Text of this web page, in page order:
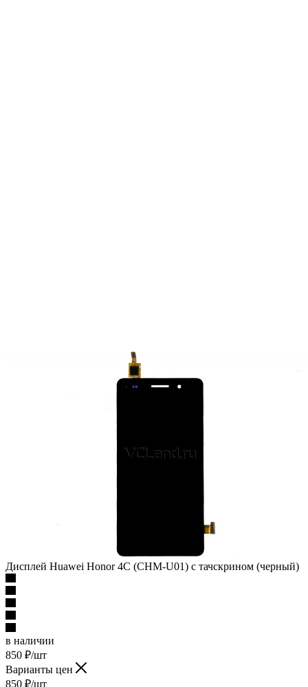
Дисплей Huawei Honor 4C (CHM-U01) c тачскрином (черный)
в наличии
850 ₽/шт
Варианты цен
850 ₽/шт